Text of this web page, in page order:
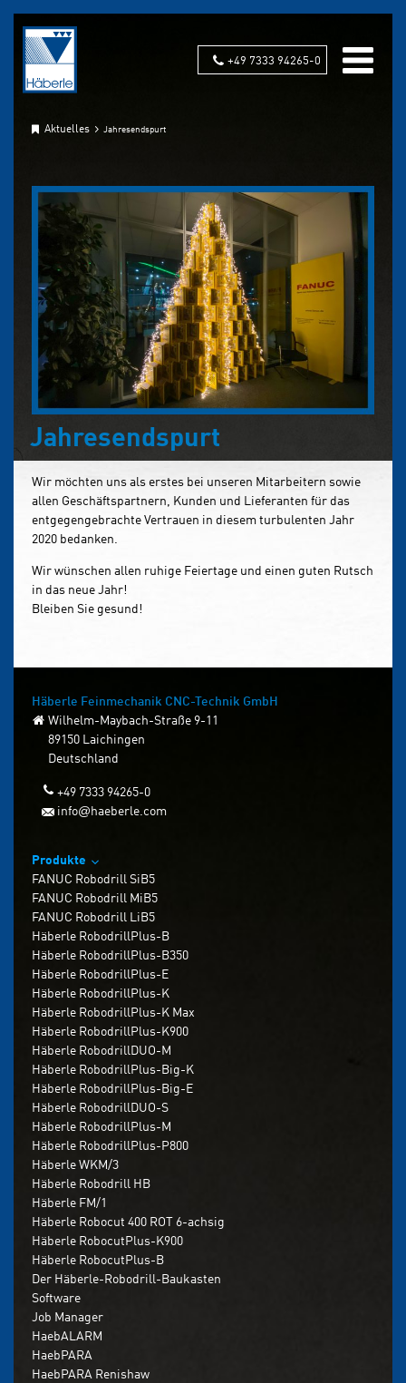
+49 7333 94265-0
Aktuelles Jahresendspurt
Jahresendspurt
Wir möchten uns als erstes bei unseren Mitarbeitern sowie
allen Geschäftspartnern, Kunden und Lieferanten für das
entgegengebrachte Vertrauen in diesem turbulenten Jahr
2020 bedanken.
Wir wünschen allen ruhige Feiertage und einen guten Rutsch
in das neue Jahr!
Bleiben Sie gesund!
Häberle Feinmechanik CNC-Technik GmbH
Wilhelm-Maybach-Straße 9-11
89150 Laichingen
Deutschland
+49 7333 94265-0
info@haeberle.com
Produkte
FANUC Robodrill SiB5
FANUC Robodrill MiB5
FANUC Robodrill LiB5
Häberle RobodrillPlus-B
Häberle RobodrillPlus-B350
Häberle RobodrillPlus-E
Häberle RobodrillPlus-K
Häberle RobodrillPlus-K Max
Häberle RobodrillPlus-K900
Häberle RobodrillDUO-M
Häberle RobodrillPlus-Big-K
Häberle RobodrillPlus-Big-E
Häberle RobodrillDUO-S
Häberle RobodrillPlus-M
Häberle RobodrillPlus-P800
Häberle WKM/3
Häberle Robodrill HB
Häberle FM/1
Häberle Robocut 400 ROT 6-achsig
Häberle RobocutPlus-K900
Häberle RobocutPlus-B
Der Häberle-Robodrill-Baukasten
Software
Job Manager
HaebALARM
HaebPARA
HaebPARA Renishaw